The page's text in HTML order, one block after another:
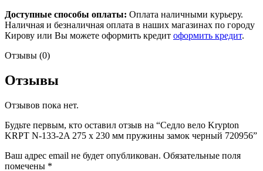
Доступные способы оплаты: Оплата наличными курьеру.
Наличная и безналичная оплата в наших магазинах по городу
Кирову или Вы можете оформить кредит оформить кредит.
Отзывы (0)
Отзывы
Отзывов пока нет.
Будьте первым, кто оставил отзыв на “Седло вело Krypton
KRPT N-133-2A 275 x 230 мм пружины замок черный 720956”
Ваш адрес email не будет опубликован. Обязательные поля
помечены *